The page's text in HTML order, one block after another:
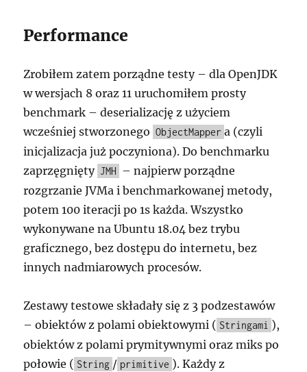
Performance
Zrobiłem zatem porządne testy – dla OpenJDK
w wersjach 8 oraz 11 uruchomiłem prosty
benchmark – deserializację z użyciem
wcześniej stworzonego ObjectMapper a (czyli
inicjalizacja już poczyniona). Do benchmarku
zaprzęgnięty JMH – najpierw porządne
rozgrzanie JVMa i benchmarkowanej metody,
potem 100 iteracji po 1s każda. Wszystko
wykonywane na Ubuntu 18.04 bez trybu
graficznego, bez dostępu do internetu, bez
innych nadmiarowych procesów.
Zestawy testowe składały się z 3 podzestawów
– obiektów z polami obiektowymi ( Stringami ),
obiektów z polami prymitywnymi oraz miks po
połowie ( String / primitive ). Każdy z